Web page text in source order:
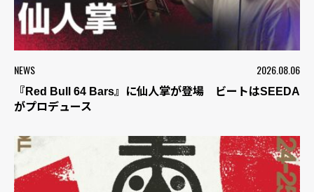
NEWS 2026.08.06
『Red Bull 64 Bars』に仙人掌が登場 ビートはSEEDA
がプロデュース